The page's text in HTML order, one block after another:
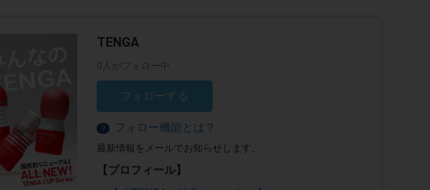
TENGA
0人がフォロー中
フォローする
？ フォロー機能とは？
最新情報をメールでお知らせします。
【プロフィール】